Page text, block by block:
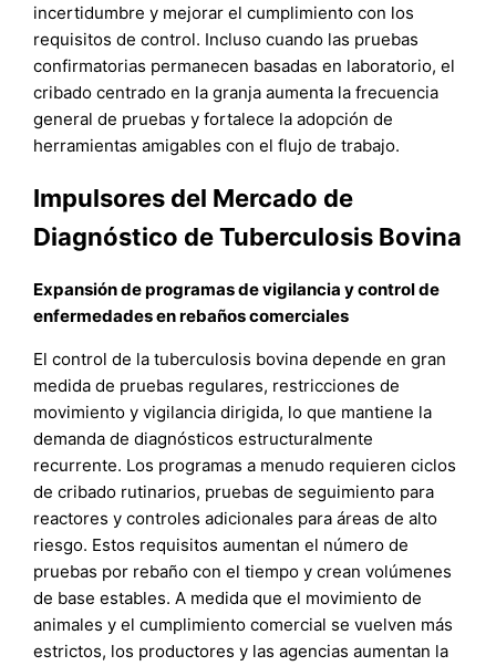
incertidumbre y mejorar el cumplimiento con los
requisitos de control. Incluso cuando las pruebas
confirmatorias permanecen basadas en laboratorio, el
cribado centrado en la granja aumenta la frecuencia
general de pruebas y fortalece la adopción de
herramientas amigables con el flujo de trabajo.
Impulsores del Mercado de
Diagnóstico de Tuberculosis Bovina
Expansión de programas de vigilancia y control de
enfermedades en rebaños comerciales
El control de la tuberculosis bovina depende en gran
medida de pruebas regulares, restricciones de
movimiento y vigilancia dirigida, lo que mantiene la
demanda de diagnósticos estructuralmente
recurrente. Los programas a menudo requieren ciclos
de cribado rutinarios, pruebas de seguimiento para
reactores y controles adicionales para áreas de alto
riesgo. Estos requisitos aumentan el número de
pruebas por rebaño con el tiempo y crean volúmenes
de base estables. A medida que el movimiento de
animales y el cumplimiento comercial se vuelven más
estrictos, los productores y las agencias aumentan la